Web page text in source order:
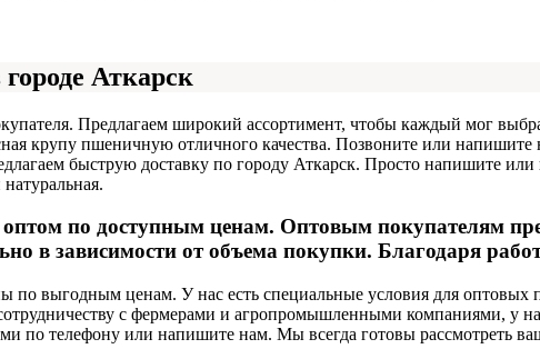
Аткарск
Предлагаем широкий ассортимент, чтобы каждый мог
крупу пшеничную отличного качества. Позвоните или
быструю доставку по городу Аткарск. Просто напишите или
по доступным ценам. Оптовым покупателям
в зависимости от объема покупки. Благодаря
выгодным ценам. У нас есть специальные условия для оптовых
с фермерами и агропромышленными компаниями, у
по телефону или напишите нам. Мы всегда готовы рассмотреть